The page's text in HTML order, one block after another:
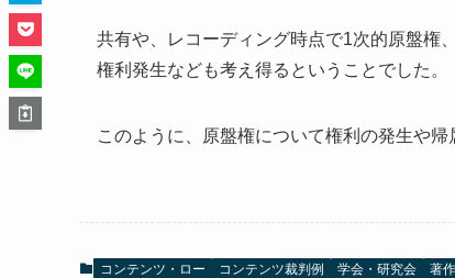
共有や、レコーディング時点で1次的原盤権
権利発生なども考え得るということでした。
このように、原盤権について権利の発生や
コンテンツ・ロー コンテンツ裁判例 学会・研究会 著